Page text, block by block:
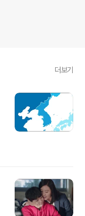
더보기